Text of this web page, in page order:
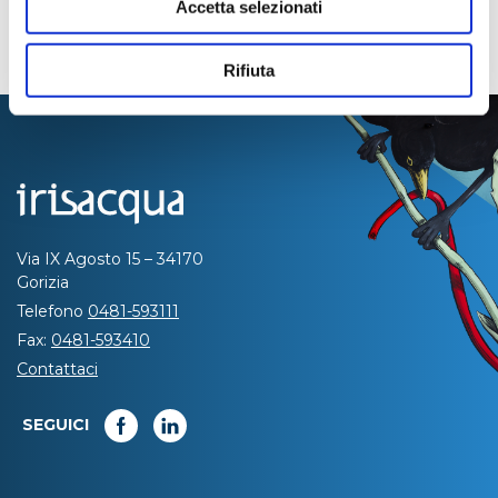
Accetta selezionati
Rifiuta
Via IX Agosto 15 – 34170
Gorizia
Telefono 0481-593111
Fax: 0481-593410
Contattaci
SEGUICI